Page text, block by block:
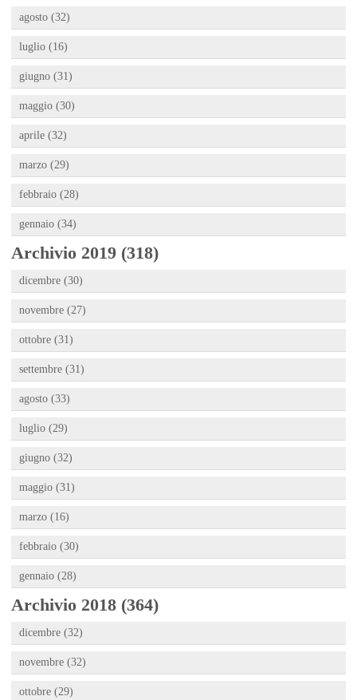
agosto (32)
luglio (16)
giugno (31)
maggio (30)
aprile (32)
marzo (29)
febbraio (28)
gennaio (34)
Archivio 2019 (318)
dicembre (30)
novembre (27)
ottobre (31)
settembre (31)
agosto (33)
luglio (29)
giugno (32)
maggio (31)
marzo (16)
febbraio (30)
gennaio (28)
Archivio 2018 (364)
dicembre (32)
novembre (32)
ottobre (29)